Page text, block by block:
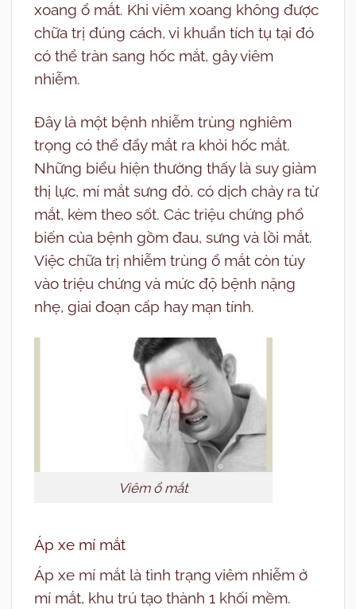
xoang ổ mắt. Khi viêm xoang không được
chữa trị đúng cách, vi khuẩn tích tụ tại đó
có thể tràn sang hốc mắt, gây viêm
nhiễm.
Đây là một bệnh nhiễm trùng nghiêm
trọng có thể đẩy mắt ra khỏi hốc mắt.
Những biểu hiện thường thấy là suy giảm
thị lực, mí mắt sưng đỏ, có dịch chảy ra từ
mắt, kèm theo sốt. Các triệu chứng phổ
biến của bệnh gồm đau, sưng và lồi mắt.
Việc chữa trị nhiễm trùng ổ mắt còn tùy
vào triệu chứng và mức độ bệnh nặng
nhẹ, giai đoạn cấp hay mạn tính.
Viêm ổ mắt
Áp xe mí mắt
Áp xe mí mắt là tình trạng viêm nhiễm ở
mí mắt, khu trú tạo thành 1 khối mềm.